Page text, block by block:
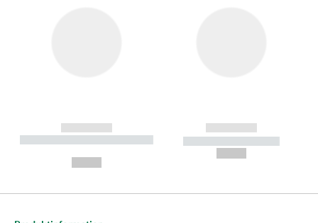
------------
----------- ----------- --------
------------
----------- -----------